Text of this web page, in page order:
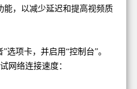
能，以减少延迟和提高视频质
选项卡，并启用“控制台”。
网络连接速度：